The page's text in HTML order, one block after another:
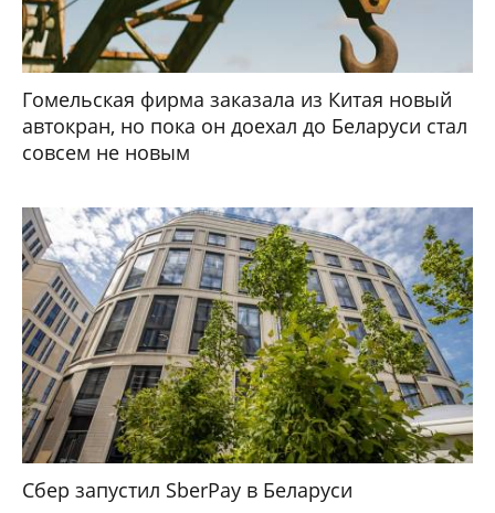
Гомельская фирма заказала из Китая новый
автокран, но пока он доехал до Беларуси стал
совсем не новым
Сбер запустил SberPay в Беларуси